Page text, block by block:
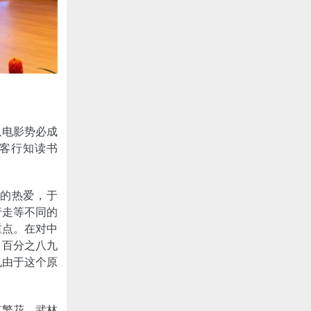
影势必成
行知读书
热爱，于
等不同的
。在对中
分之八九
于这个原